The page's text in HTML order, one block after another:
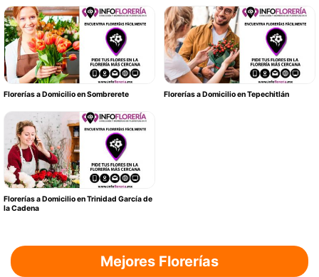
Florerías a Domicilio en Sombrerete Florerías a Domicilio en Tepechitlán
Florerías a Domicilio en Trinidad García de
la Cadena
Mejores Florerías